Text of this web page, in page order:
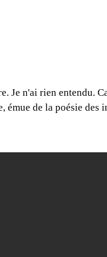
Je n'ai rien entendu.
émue de la poésie